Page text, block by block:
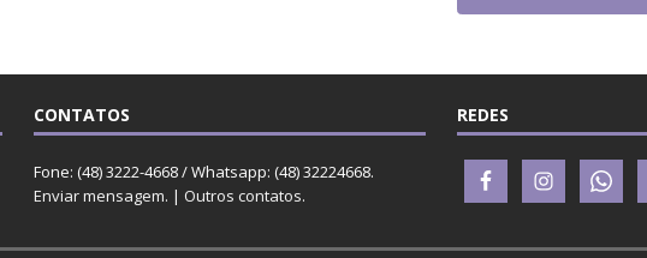
CONTATOS
Fone: (48) 3222-4668 / Whatsapp: (48) 32224668.
Enviar mensagem. | Outros contatos.
REDES